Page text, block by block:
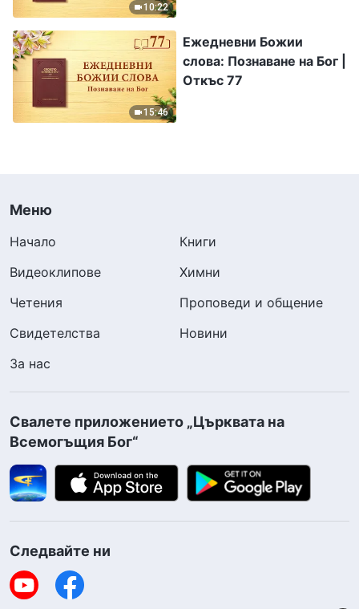
10:22
15:46
Ежедневни Божии
слова: Познаване на Бог |
Откъс 77
Меню
Начало
Книги
Видеоклипове
Химни
Четения
Проповеди и общение
Свидетелства
Новини
За нас
Свалете приложението „Църквата на
Всемогъщия Бог“
Следвайте ни